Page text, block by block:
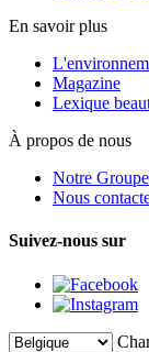
En savoir plus
Magazine
Lexique
À propos de nous
Notre Groupe
Nous
Suivez-nous sur